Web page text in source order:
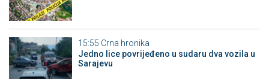
15:55 Crna hronika
Јedno lice povrijeđeno u sudaru dva vozila u
Sarajevu